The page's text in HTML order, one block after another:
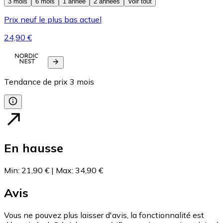
Prix neuf le plus bas actuel
24,90 €
Tendance de prix 3 mois
En hausse
Min: 21,90 € | Max: 34,90 €
Avis
Vous ne pouvez plus laisser d'avis, la fonctionnalité est